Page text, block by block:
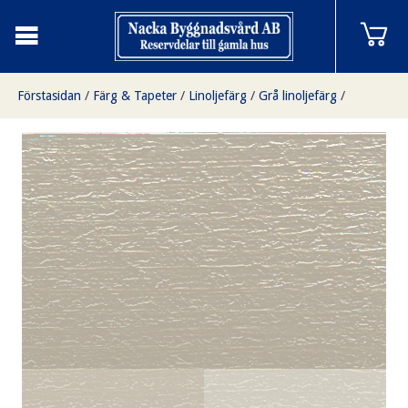
Förstasidan / Färg & Tapeter / Linoljefärg / Grå linoljefärg /
Umbragrå 1 liter